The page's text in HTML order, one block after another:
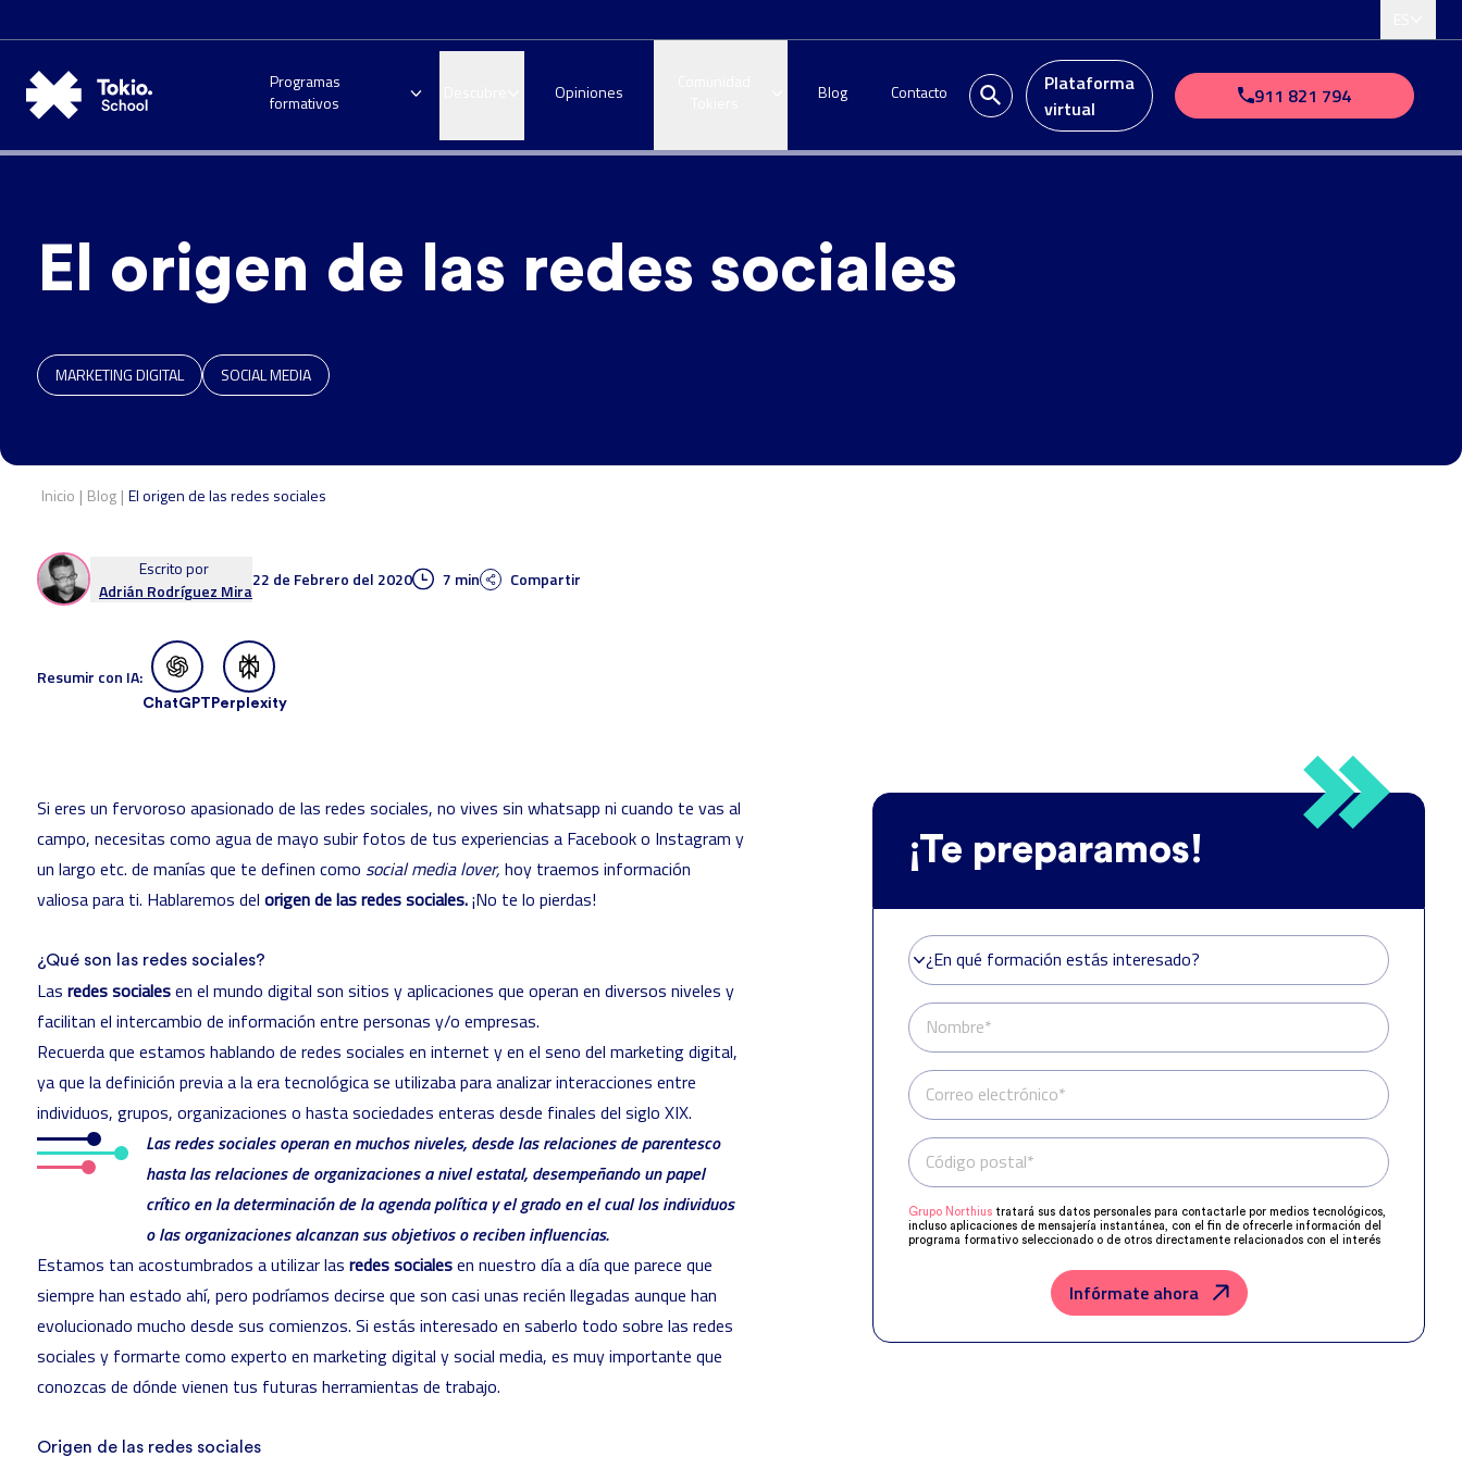
Programas
formativos
Opiniones Blog Contacto
Plataforma
virtual
911 821 794
El origen de las redes sociales
MARKETING DIGITAL SOCIAL MEDIA
Inicio | Blog | El origen de las redes sociales
Escrito por
Adrián Rodríguez Mira
22 de Febrero del 2020 7 min Compartir
Resumir con IA:
ChatGPT Perplexity
Si eres un fervoroso apasionado de las redes sociales, no vives sin whatsapp ni cuando te vas al
campo, necesitas como agua de mayo subir fotos de tus experiencias a Facebook o Instagram y
un largo etc. de manías que te definen como social media lover, hoy traemos información
valiosa para ti. Hablaremos del origen de las redes sociales.¡No te lo pierdas!
¿Qué son las redes sociales?
Las redes socialesen el mundo digital son sitios y aplicaciones que operan en diversos niveles y
facilitan el intercambio de información entre personas y/o empresas.
Recuerda que estamos hablando de redes sociales en internet y en el seno del marketing digital,
ya que la definición previa a la era tecnológica se utilizaba para analizar interacciones entre
individuos, grupos, organizaciones o hasta sociedades enteras desde finales del siglo XIX.
Las redes sociales operan en muchos niveles, desde las relaciones de parentesco
hasta las relaciones de organizaciones a nivel estatal, desempeñando un papel
crítico en la determinación de la agenda política y el grado en el cual los individuos
o las organizaciones alcanzan sus objetivos o reciben influencias.
Estamos tan acostumbrados a utilizar las redes socialesen nuestro día a día que parece que
siempre han estado ahí, pero podríamos decirse que son casi unas recién llegadas aunque han
evolucionado mucho desde sus comienzos. Si estás interesado en saberlo todo sobre las redes
sociales y formarte como experto en marketing digital y social media, es muy importante que
conozcas de dónde vienen tus futuras herramientas de trabajo.
Origen de las redes sociales
¡Te preparamos!
¿En qué formación estás interesado?
¿En qué formación estás interesado?
Nombre*
Correo electrónico*
Teléfono*
Código postal*
Grupo Northius tratará sus datos personales para contactarle por medios tecnológicos,
incluso aplicaciones de mensajería instantánea, con el fin de ofrecerle información del
programa formativo seleccionado o de otros directamente relacionados con el interés
Compartiremos su solicitud con las empresas que conforman el
objeto de que estas puedan hacerle llegar la mejor oferta de productos y servicios de
acuerdo a su petición. Quedan reconocidos los derechos de acceso, rectificación,
supresión, oposición, limitación, tal y como se explica en la
Política de Privacidad
Infórmate ahora